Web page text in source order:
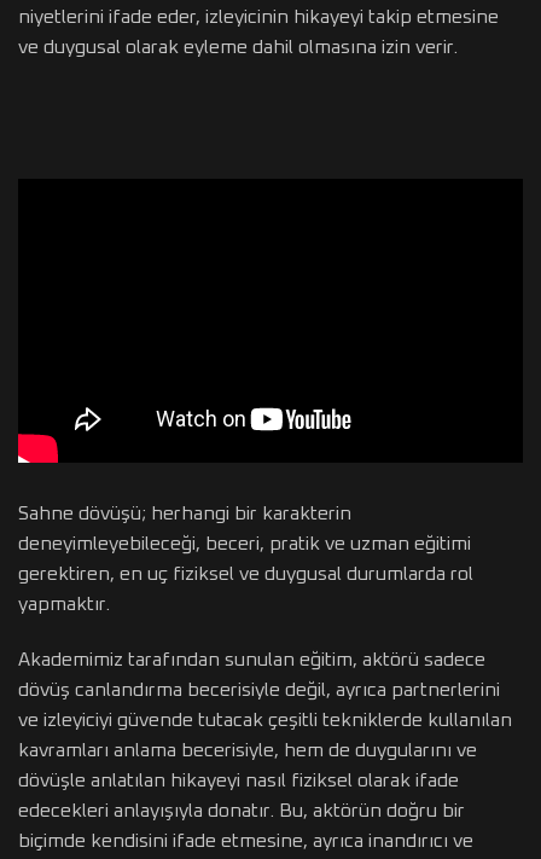
niyetlerini ifade eder, izleyicinin hikayeyi takip etmesine
ve duygusal olarak eyleme dahil olmasına izin verir.
Sahne dövüşü; herhangi bir karakterin
deneyimleyebileceği, beceri, pratik ve uzman eğitimi
gerektiren, en uç fiziksel ve duygusal durumlarda rol
yapmaktır.
Akademimiz tarafından sunulan eğitim, aktörü sadece
dövüş canlandırma becerisiyle değil, ayrıca partnerlerini
ve izleyiciyi güvende tutacak çeşitli tekniklerde kullanılan
kavramları anlama becerisiyle, hem de duygularını ve
dövüşle anlatılan hikayeyi nasıl fiziksel olarak ifade
edecekleri anlayışıyla donatır. Bu, aktörün doğru bir
biçimde kendisini ifade etmesine, ayrıca inandırıcı ve